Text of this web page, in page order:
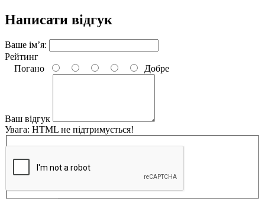
Написати відгук
Ваше ім’я:
Рейтинг
Погано
Добре
Ваш відгук
Увага: HTML не підтримується!